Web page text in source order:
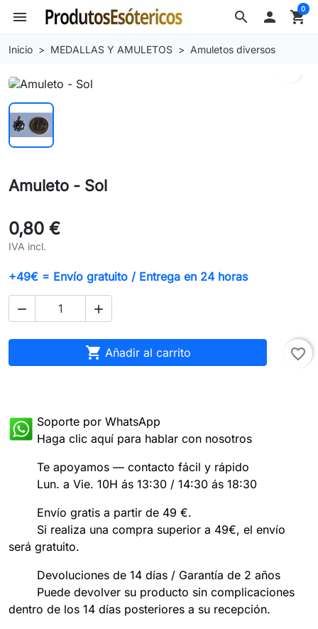
search
menu  shopping_cart
0
Inicio MEDALLAS Y AMULETOS Amuletos diversos
Amuleto - Sol
0,80 €
IVA incl.
+49€ = Envío gratuito / Entrega en 24 horas
 
 Añadir al carrito favorite_border
Soporte por WhatsApp
Haga clic aquí para hablar con nosotros
Te apoyamos — contacto fácil y rápido
Lun. a Vie. 10H ás 13:30 / 14:30 ás 18:30
Envío gratis a partir de 49 €.
Si realiza una compra superior a 49€, el envío
será gratuito.
Devoluciones de 14 días / Garantía de 2 años
Puede devolver su producto sin complicaciones
dentro de los 14 días posteriores a su recepción.